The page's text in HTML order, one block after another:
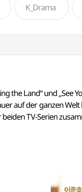
K_Drama
the Land“ und
auf der ganzen Welt
TV-Serien